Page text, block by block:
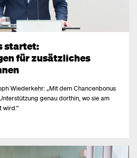
startet:
für zusätzliches
Wiederkehr: „Mit dem Chancenbonus
genau dorthin, wo sie am
wird.“